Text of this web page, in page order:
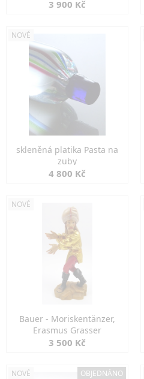
3 900 Kč
NOVÉ
skleněná platika Pasta na
zuby
4 800 Kč
NOVÉ
Bauer - Moriskentänzer,
Erasmus Grasser
3 500 Kč
NOVÉ OBJEDNÁNO